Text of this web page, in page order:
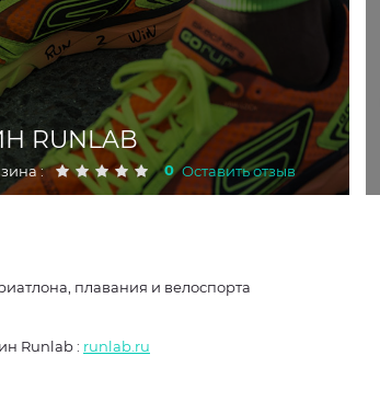
RUNLAB
: 0 Оставить отзыв
плавания и велоспорта
Официальный сайт/интернет-магазин Runlab : runlab.ru